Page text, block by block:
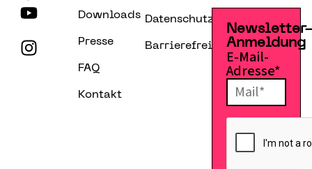
Downloads
Presse
FAQ
Kontakt
Datenschutzerklärung
Barrierefreiheitserklärung
Anmeldung
E-Mail-
Adresse*